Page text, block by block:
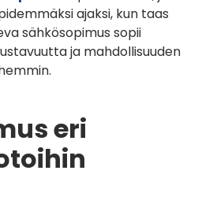
ajaksi, kun taas
sähkösopimus sopii
ja mahdollisuuden
eri